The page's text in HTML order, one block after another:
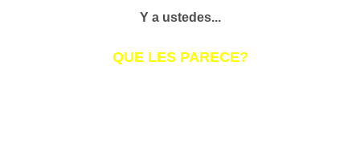
Y a ustedes...
QUE LES PARECE?